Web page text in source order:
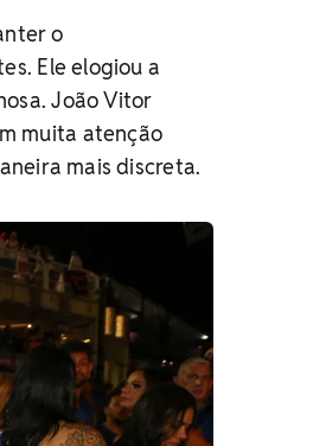
o
Ele elogiou a
João Vitor
muita atenção
mais discreta.